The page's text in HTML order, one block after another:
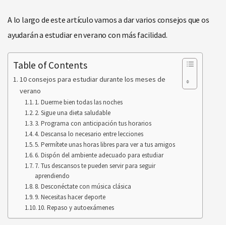
A lo largo de este artículo vamos a dar varios consejos que os
ayudarán a estudiar en verano con más facilidad.
Table of Contents
10 consejos para estudiar durante los meses de
verano
1. Duerme bien todas las noches
2. Sigue una dieta saludable
3. Programa con anticipación tus horarios
4. Descansa lo necesario entre lecciones
5. Permítete unas horas libres para ver a tus amigos
6. Dispón del ambiente adecuado para estudiar
7. Tus descansos te pueden servir para seguir
aprendiendo
8. Desconéctate con música clásica
9. Necesitas hacer deporte
10. Repaso y autoexámenes